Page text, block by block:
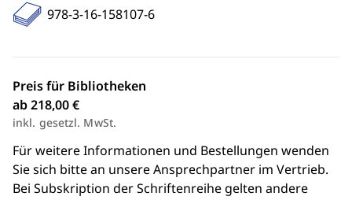
978-3-16-158107-6
Preis für Bibliotheken
ab 218,00 €
inkl. gesetzl. MwSt.
Für weitere Informationen und Bestellungen wenden
Sie sich bitte an unsere Ansprechpartner im Vertrieb.
Bei Subskription der Schriftenreihe gelten andere